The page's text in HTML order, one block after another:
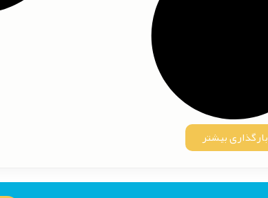
بارگذاری بیشتر